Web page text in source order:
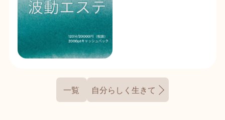
一覧 自分らしく生きていると起こるミラ